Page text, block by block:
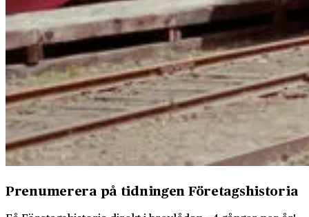
Prenumerera på tidningen Företagshistoria